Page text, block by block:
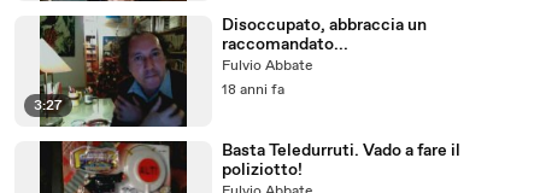
3:27
Disoccupato, abbraccia un
raccomandato...
Fulvio Abbate
18 anni fa
Basta Teledurruti. Vado a fare il
poliziotto!